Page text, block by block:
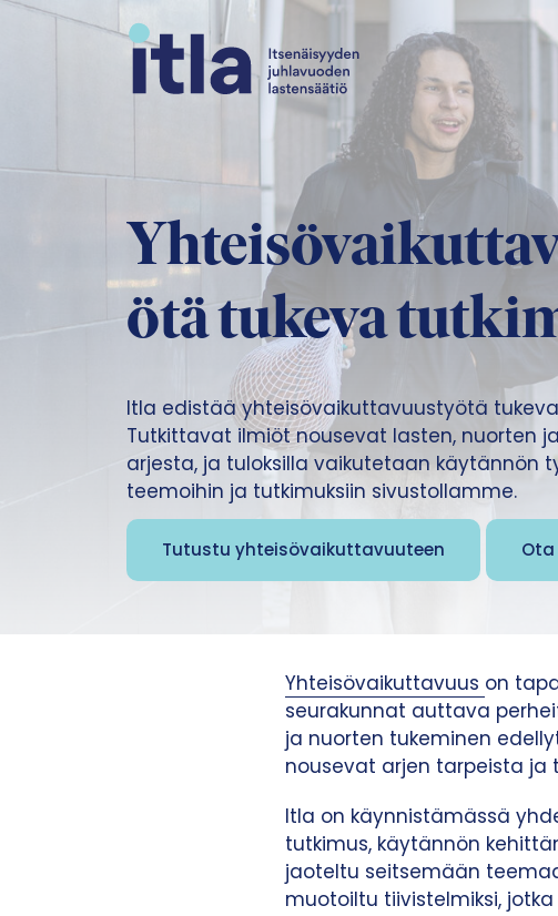
Siirry sisältöön
ötä tukeva
Itla edistää yhteisövaikuttavuustyötä
Tutkittavat ilmiöt nousevat lasten, nuorten
arjesta, ja tuloksilla vaikutetaan käytännön
teemoihin ja tutkimuksiin sivustollamme.
Tutustu yhteisövaikuttavuuteen
Yhteisövaikuttavuus on
seurakunnat auttava
ja nuorten tukeminen
nousevat arjen tarpeista ja
Itla on käynnistämässä
tutkimus, käytännön
jaoteltu seitsemään
muotoiltu tiivistelmiksi,